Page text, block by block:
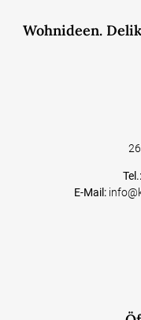
Wohnideen.
Tel.:
E-Mail: